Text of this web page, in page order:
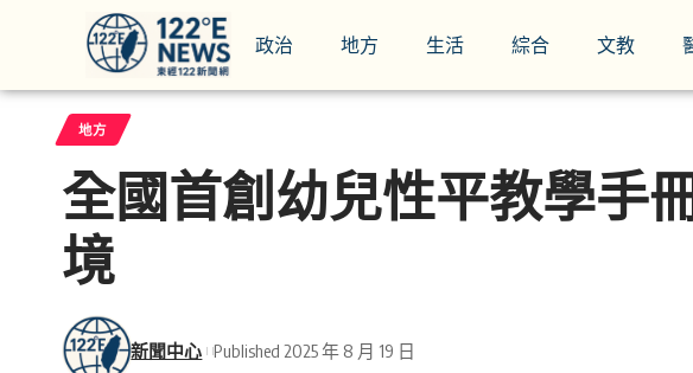
政治 地方 生活 綜合 文教
地方
全國首創幼兒性平教學
境
新聞中心 Published 2025 年 8 月 19 日